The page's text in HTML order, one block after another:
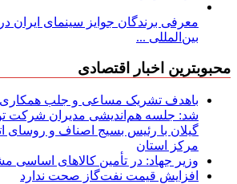
معرفی برندگان جوایز سینمای ایران
بین‌المللی ...
محبوبترین اخبار اقتصادی
باهدف تشریک مساعی و جلب همکاری
شد: جلسه هم‌اندیشی مدیران شركت
گیلان با رئیس بسیج اصناف و روسای
مركز استان
وزیر جهاد: در تأمین کالاهای اساسی
افزایش قیمت نفت‌گاز صحت ندارد